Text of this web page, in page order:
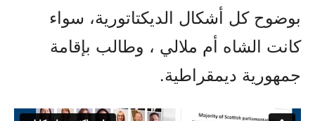
بوضوح كل أشكال الديكتاتورية، سواء
كانت الشاه أم ملالي ، وطالب بإقامة
جمهورية ديمقراطية.